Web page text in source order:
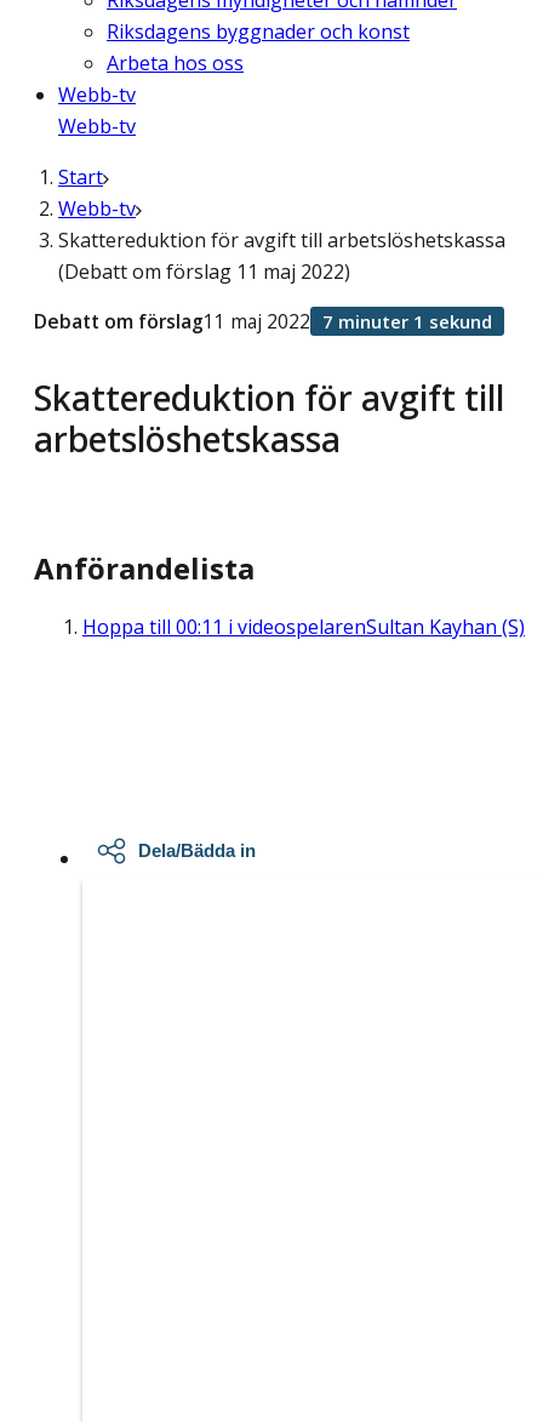
Riksdagens byggnader och konst
Arbeta hos oss
Webb-tv
Webb-tv
Start
Webb-tv
Skattereduktion för avgift till arbetslöshetskassa
(Debatt om förslag 11 maj 2022)
Skattereduktion för avgift till
arbetslöshetskassa
Debatt om förslag11 maj 2022 7 minuter 1 sekund
Anförandelista
Hoppa till 00:11 i videospelarenSultan Kayhan (S)
Dela/Bädda in